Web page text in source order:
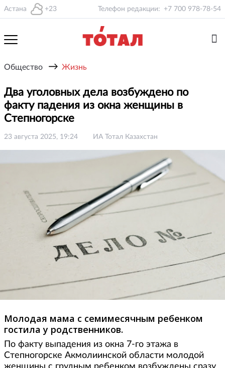
Астана +23 Телефон редакции: +7 700 978-78-54
Общество → Жизнь
Два уголовных дела возбуждено по
факту падения из окна женщины в
Степногорске
23 августа 2025, 19:24 ИА Тотал Казахстан
Молодая мама с семимесячным ребенком
гостила у родственников.
По факту выпадения из окна 7-го этажа в
Степногорске Акмолиинской области молодой